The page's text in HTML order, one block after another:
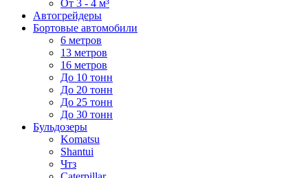
От 3 - 4 м³
Автогрейдеры
Бортовые автомобили
6 метров
13 метров
16 метров
До 10 тонн
До 20 тонн
До 25 тонн
До 30 тонн
Бульдозеры
Komatsu
Shantui
Чтз